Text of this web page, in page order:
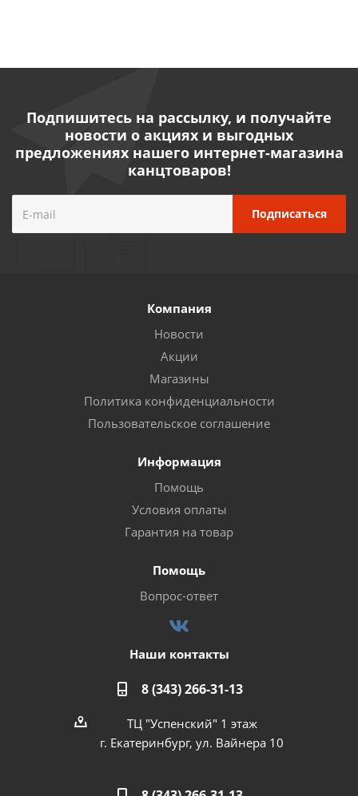
Подпишитесь на рассылку, и получайте
новости о акциях и выгодных
предложениях нашего интернет-магазина
канцтоваров!
Компания
Новости
Акции
Магазины
Политика конфиденциальности
Пользовательское соглашение
Информация
Помощь
Условия оплаты
Гарантия на товар
Помощь
Вопрос-ответ
Наши контакты
8 (343) 266-31-13
ТЦ "Успенский" 1 этаж
г. Екатеринбург, ул. Вайнера 10